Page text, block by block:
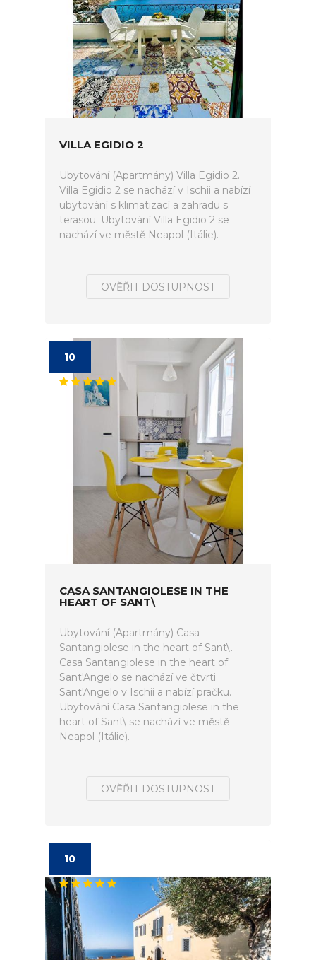
VILLA EGIDIO 2
Ubytování (Apartmány) Villa Egidio 2.
Villa Egidio 2 se nachází v Ischii a nabízí
ubytování s klimatizací a zahradu s
terasou. Ubytování Villa Egidio 2 se
nachází ve městě Neapol (Itálie).
OVĚŘIT DOSTUPNOST
10
CASA SANTANGIOLESE IN THE
HEART OF SANT\
Ubytování (Apartmány) Casa
Santangiolese in the heart of Sant\.
Casa Santangiolese in the heart of
Sant'Angelo se nachází ve čtvrti
Sant'Angelo v Ischii a nabízí pračku.
Ubytování Casa Santangiolese in the
heart of Sant\ se nachází ve městě
Neapol (Itálie).
OVĚŘIT DOSTUPNOST
10